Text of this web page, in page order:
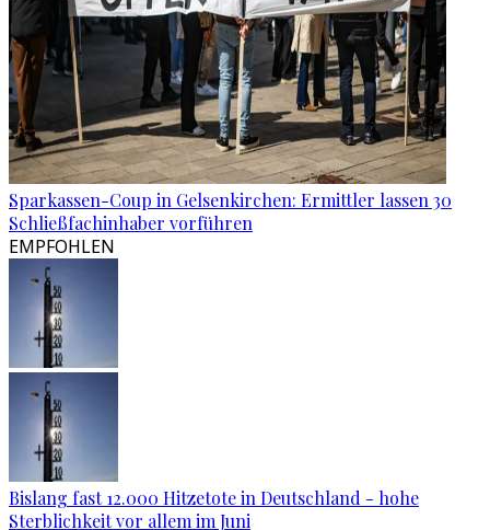
Sparkassen-Coup in Gelsenkirchen: Ermittler lassen 30
Schließfachinhaber vorführen
EMPFOHLEN
Bislang fast 12.000 Hitzetote in Deutschland - hohe
Sterblichkeit vor allem im Juni